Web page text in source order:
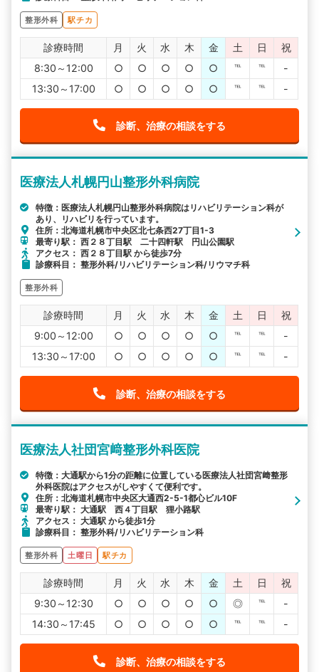
整形外科 駅チカ
診療時間 月 火 水 木 金 土 日
祝
8:30～12:00
○ ○ ○ ○ ○ ℡ ℡
-
13:30～17:00
○ ○ ○ ○ ○ ℡ ℡ -
診断、治療の相談をする
医療法人札幌円山整形外科病院
特徴：医療法人札幌円山整形外科病院はリハビリテーション科が
あり、リハビリを行っています。
住所：北海道札幌市中央区北七条西27丁目1-3
最寄り駅： 西２８丁目駅 二十四軒駅 円山公園駅
アクセス： 西２８丁目駅 から徒歩7分
診療科目： 整形外科/リハビリテーション科/リウマチ科
整形外科
診療時間 月 火 水 木 金 土 日
祝
9:00～12:00
○ ○ ○ ○ ○ ℡ ℡
-
13:30～17:00
○ ○ ○ ○ ○ ℡ ℡ -
診断、治療の相談をする
医療法人社団宮﨑整形外科医院
特徴：大通駅から1分の距離に位置している医療法人社団宮﨑整形
外科医院はアクセスがしやすくて便利です。
住所：北海道札幌市中央区大通西2-5-1都心ビル10F
最寄り駅： 大通駅 西４丁目駅 狸小路駅
アクセス： 大通駅 から徒歩1分
診療科目： 整形外科/リハビリテーション科
整形外科 土曜日 駅チカ
診療時間 月 火 水 木 金 土 日
祝
9:30～12:30
○ ○ ○ ○ ○ ◎ ℡
-
14:30～17:45
○ ○ ○ ○ ○ ℡ ℡ -
診断、治療の相談をする